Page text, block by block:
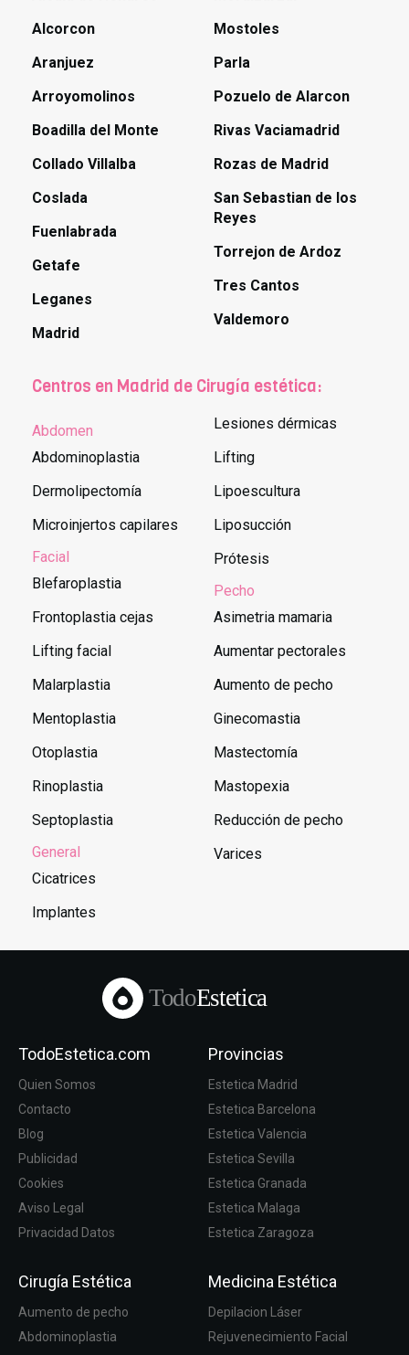
Alcorcon
Aranjuez
Arroyomolinos
Boadilla del Monte
Collado Villalba
Coslada
Fuenlabrada
Getafe
Leganes
Madrid
Mostoles
Parla
Pozuelo de Alarcon
Rivas Vaciamadrid
Rozas de Madrid
San Sebastian de los
Reyes
Torrejon de Ardoz
Tres Cantos
Valdemoro
Centros en Madrid de Cirugía estética:
Abdomen
Abdominoplastia
Dermolipectomía
Microinjertos capilares
Facial
Blefaroplastia
Frontoplastia cejas
Lifting facial
Malarplastia
Mentoplastia
Otoplastia
Rinoplastia
Septoplastia
General
Cicatrices
Implantes
Lesiones dérmicas
Lifting
Lipoescultura
Liposucción
Prótesis
Pecho
Asimetria mamaria
Aumentar pectorales
Aumento de pecho
Ginecomastia
Mastectomía
Mastopexia
Reducción de pecho
Varices
TodoEstetica
TodoEstetica.com
Quien Somos
Contacto
Blog
Publicidad
Cookies
Aviso Legal
Privacidad Datos
Provincias
Estetica Madrid
Estetica Barcelona
Estetica Valencia
Estetica Sevilla
Estetica Granada
Estetica Malaga
Estetica Zaragoza
Cirugía Estética
Aumento de pecho
Abdominoplastia
Medicina Estética
Depilacion Láser
Rejuvenecimiento Facial